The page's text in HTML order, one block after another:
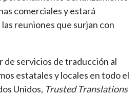
comerciales y estará
reuniones que surjan con
de servicios de traducción al
estatales y locales en todo el
Unidos, Trusted Translations